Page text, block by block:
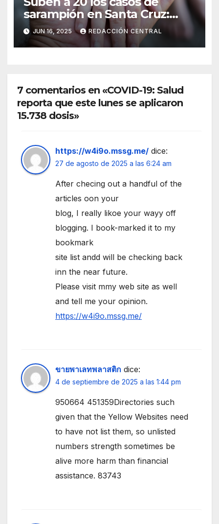
sarampión en Santa Cruz:
Salud intensifica la
vacunación
JUN 16, 2025 REDACCIÓN CENTRAL
7 comentarios en «COVID-19: Salud
reporta que este lunes se aplicaron
15.738 dosis»
https://w4i9o.mssg.me/ dice:
27 de agosto de 2025 a las 6:24 am
After checing out a handful of the
articles oon your
blog, I really likoe your wayy off
blogging. I book-marked it to my
bookmark
site list andd will be checking back
inn the near future.
Please visit mmy web site as well
and tell me your opinion.
https://w4i9o.mssg.me/
ขายพาเลทพลาสติก dice:
4 de septiembre de 2025 a las 1:44 pm
950664 451359Directories such
given that the Yellow Websites need
to have not list them, so unlisted
numbers strength sometimes be
alive more harm than financial
assistance. 83743